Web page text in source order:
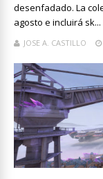
desenfadado. La
agosto e incluirá sk...
JOSE A. CASTILLO